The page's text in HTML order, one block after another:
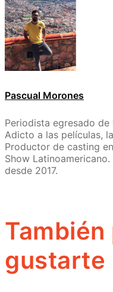
Pascual Morones
Periodista egresado
Adicto a las películas,
Productor de casting
Show
desde 2017.
gustarte